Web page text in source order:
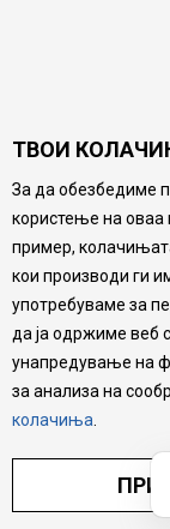
Настојуваме
можеме да
комплетни и
нашата
ТВОИ
За да обезбедиме
користење на оваа
пример,
кои производи ги
употребуваме за
да ја одржиме веб
унапредување на
за анализа на
колачиња